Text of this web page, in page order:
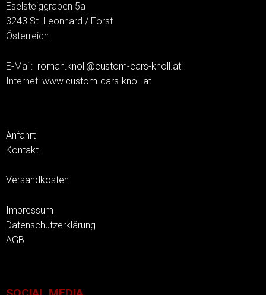
Eselsteiggraben 5a
3243 St. Leonhard / Forst
Österreich
E-Mail: roman.knoll@custom-cars-knoll.at
Internet: www.custom-cars-knoll.at
Anfahrt
Kontakt
Versandkosten
Impressum
Datenschutzerklärung
AGB